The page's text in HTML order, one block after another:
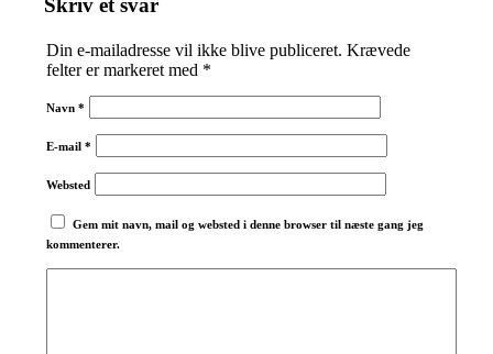
Skriv et svar
Din e-mailadresse vil ikke blive publiceret. Krævede
felter er markeret med *
Navn*
E-mail*
Websted
Gem mit navn, mail og websted i denne browser til næste gang jeg
kommenterer.